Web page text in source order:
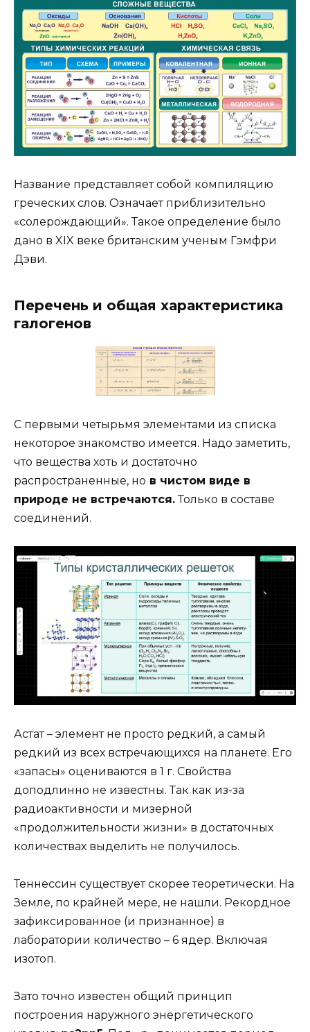
Название представляет собой компиляцию
греческих слов. Означает приблизительно
«солерождающий». Такое определение было
дано в XIX веке британским ученым Гэмфри
Дэви.
Перечень и общая характеристика
галогенов
С первыми четырьмя элементами из списка
некоторое знакомство имеется. Надо заметить,
что вещества хоть и достаточно
распространенные, но в чистом виде в
природе не встречаются.Только в составе
соединений.
Астат – элемент не просто редкий, а самый
редкий из всех встречающихся на планете. Его
«запасы» оцениваются в 1 г. Свойства
доподлинно не известны. Так как из-за
радиоактивности и мизерной
«продолжительности жизни» в достаточных
количествах выделить не получилось.
Теннессин существует скорее теоретически. На
Земле, по крайней мере, не нашли. Рекордное
зафиксированное (и признанное) в
лаборатории количество – 6 ядер. Включая
изотоп.
Зато точно известен общий принцип
построения наружного энергетического